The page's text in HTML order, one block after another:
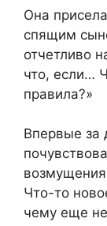
Она
спящим
отчетливо
что, если…
правила?»
Впервые за
Что-то
чему еще